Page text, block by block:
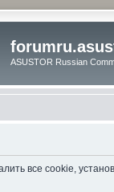
ASUSTOR Russian
все cookie,